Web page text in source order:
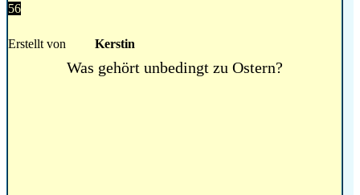
56
Erstellt von Kerstin
Was gehört unbedingt zu Ostern?